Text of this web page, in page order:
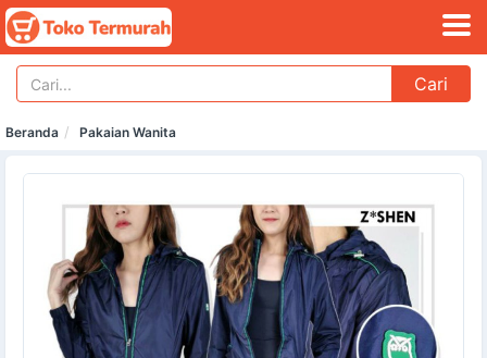
Cari
Beranda Pakaian Wanita